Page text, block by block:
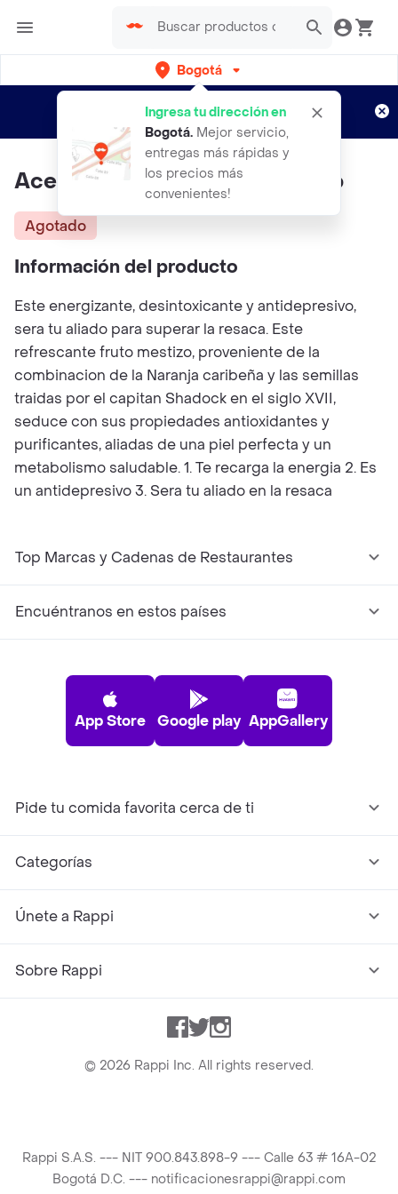
Bogotá
Ingresa tu dirección en
Bogotá. Mejor servicio,
entregas más rápidas y
los precios más
convenientes!
envíos gratis por semanas
Aplican TyC
Aceite Esencial Pomelo Rosado
Agotado
Información del producto
Este energizante, desintoxicante y antidepresivo,
sera tu aliado para superar la resaca. Este
refrescante fruto mestizo, proveniente de la
combinacion de la Naranja caribeña y las semillas
traidas por el capitan Shadock en el siglo XVII,
seduce con sus propiedades antioxidantes y
purificantes, aliadas de una piel perfecta y un
metabolismo saludable. 1. Te recarga la energia 2. Es
un antidepresivo 3. Sera tu aliado en la resaca
Top Marcas y Cadenas de Restaurantes
Encuéntranos en estos países
App Store Google play AppGallery
Pide tu comida favorita cerca de ti
Categorías
Únete a Rappi
Sobre Rappi
Facebook
TwitterInstagram
© 2026 Rappi Inc. All rights reserved.
Rappi S.A.S. --- NIT 900.843.898-9 --- Calle 63 # 16A-02
Bogotá D.C. --- notificacionesrappi@rappi.com